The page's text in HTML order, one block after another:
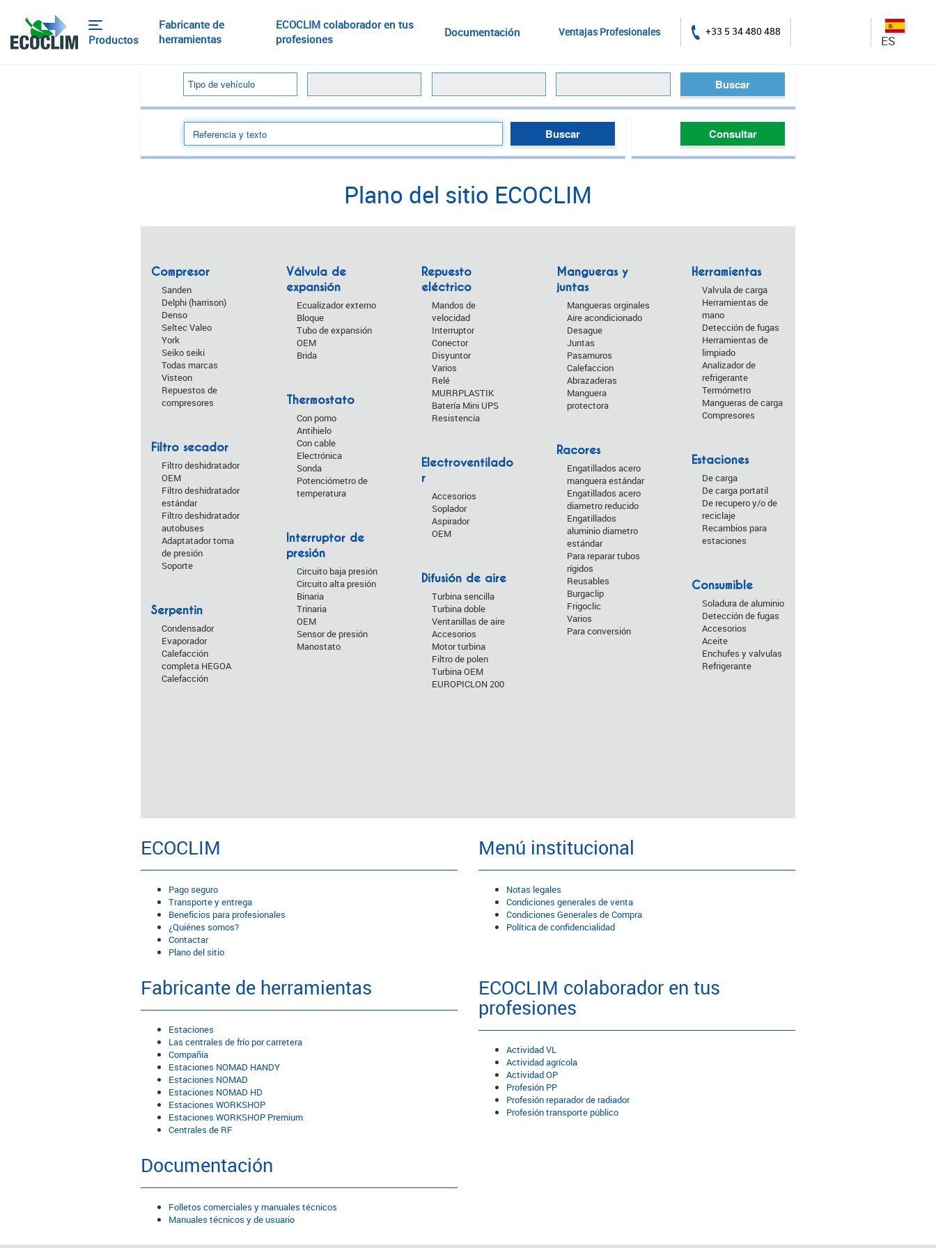
Productos
Fabricante de
herramientas
ECOCLIM colaborador en tus
profesiones
Documentación Ventajas Profesionales +33 5 34 480 488
ES
Consultar
Plano del sitio ECOCLIM
Compresor
Sanden
Delphi (harrison)
Denso
Seltec Valeo
York
Seiko seiki
Todas marcas
Visteon
Repuestos de
compresores
Filtro secador
Filtro deshidratador
OEM
Filtro deshidratador
estándar
Filtro deshidratador
autobuses
Adaptatador toma
de presión
Soporte
Serpentin
Condensador
Evaporador
Calefacción
completa HEGOA
Calefacción
Válvula de
expansión
Ecualizador externo
Bloque
Tubo de expansión
OEM
Brida
Thermostato
Con pomo
Antihielo
Con cable
Electrónica
Sonda
Potenciómetro de
temperatura
Interruptor de
presión
Circuito baja presión
Circuito alta presión
Binaria
Trinaria
OEM
Sensor de presión
Manostato
Repuesto
eléctrico
Mandos de
velocidad
Interruptor
Conector
Disyuntor
Varios
Relé
MURRPLASTIK
Batería Mini UPS
Resistencia
Electroventilado
r
Accesorios
Soplador
Aspirador
OEM
Difusión de aire
Turbina sencilla
Turbina doble
Ventanillas de aire
Accesorios
Motor turbina
Filtro de polen
Turbina OEM
EUROPICLON 200
Mangueras y
juntas
Mangueras orginales
Aire acondicionado
Desague
Juntas
Pasamuros
Calefaccion
Abrazaderas
Manguera
protectora
Racores
Engatillados acero
manguera estándar
Engatillados acero
diametro reducido
Engatillados
aluminio diametro
estándar
Para reparar tubos
rígidos
Reusables
Burgaclip
Frigoclic
Varios
Para conversión
Herramientas
Valvula de carga
Herramientas de
mano
Detección de fugas
Herramientas de
limpiado
Analizador de
refrigerante
Termómetro
Mangueras de carga
Compresores
Estaciones
De carga
De carga portatil
De recupero y/o de
reciclaje
Recambios para
estaciones
Consumible
Soladura de aluminio
Detección de fugas
Accesorios
Aceite
Enchufes y valvulas
Refrigerante
ECOCLIM
Pago seguro
Transporte y entrega
Beneficios para profesionales
¿Quiénes somos?
Contactar
Plano del sitio
Menú institucional
Notas legales
Condiciones generales de venta
Condiciones Generales de Compra
Política de confidencialidad
Fabricante de herramientas
Estaciones
Las centrales de frío por carretera
Compañía
Estaciones NOMAD HANDY
Estaciones NOMAD
Estaciones NOMAD HD
Estaciones WORKSHOP
Estaciones WORKSHOP Premium
Centrales de RF
ECOCLIM colaborador en tus
profesiones
Actividad VL
Actividad agrícola
Actividad OP
Profesión PP
Profesión reparador de radiador
Profesión transporte público
Documentación
Folletos comerciales y manuales técnicos
Manuales técnicos y de usuario